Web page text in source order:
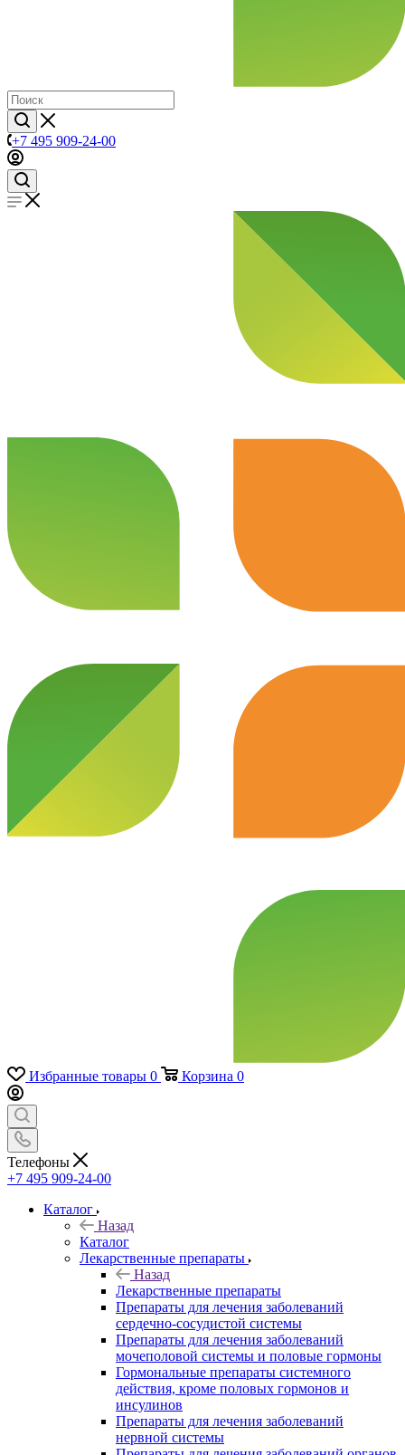
+7 495 909-24-00
Избранные товары 0 Корзина 0
Телефоны
+7 495 909-24-00
Каталог
Назад
Каталог
Лекарственные препараты
Назад
Лекарственные препараты
Препараты для лечения заболеваний
сердечно-сосудистой системы
Препараты для лечения заболеваний
мочеполовой системы и половые гормоны
Гормональные препараты системного
действия, кроме половых гормонов и
инсулинов
Препараты для лечения заболеваний
нервной системы